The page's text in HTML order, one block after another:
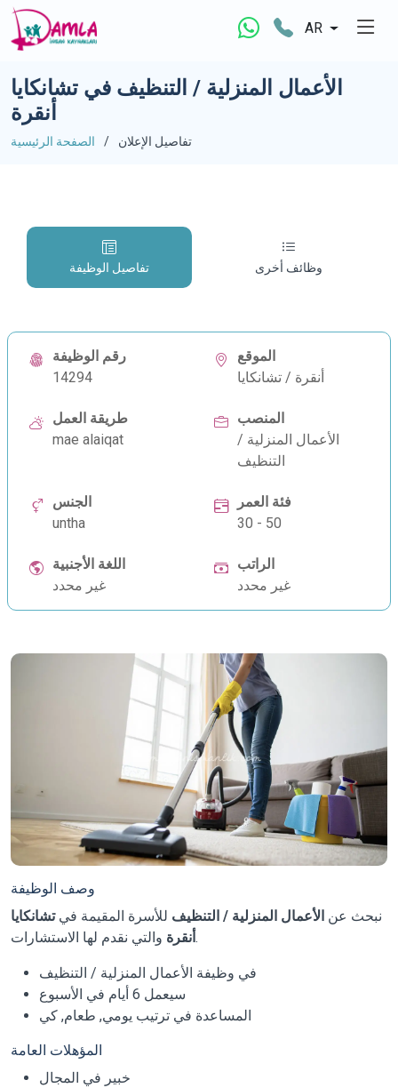
AR
الأعمال المنزلية / التنظيف في تشانكايا
أنقرة
الصفحة الرئيسية تفاصيل الإعلان
تفاصيل الوظيفة وظائف أخرى
رقم الوظيفة
14294
الموقع
أنقرة / تشانكايا
طريقة العمل
mae alaiqat
المنصب
الأعمال المنزلية /
التنظيف
الجنس
untha
فئة العمر
30 - 50
اللغة الأجنبية
غير محدد
الراتب
غير محدد
وصف الوظيفة
نبحث عن الأعمال المنزلية / التنظيف للأسرة المقيمة فيتشانكايا
أنقرةوالتي نقدم لها الاستشارات.
في وظيفة الأعمال المنزلية / التنظيف
سيعمل 6 أيام في الأسبوع
المساعدة في ترتيب يومي, طعام, كي
المؤهلات العامة
خبير في المجال